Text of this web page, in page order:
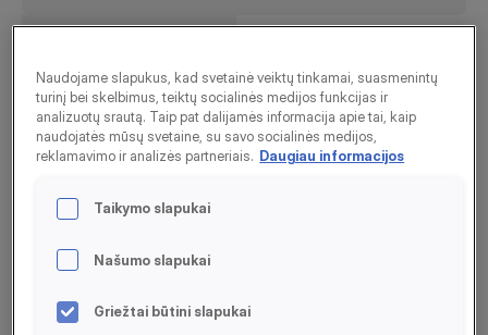
vitaminai visai
šeimai, 90 tabl.
Imunitetui
Kaulams ir dantims
Plačiau
Naudojame slapukus, kad svetainė veiktų tinkamai, suasmenintų
turinį bei skelbimus, teiktų socialinės medijos funkcijas ir
analizuotų srautą. Taip pat dalijamės informacija apie tai, kaip
naudojatės mūsų svetaine, su savo socialinės medijos,
reklamavimo ir analizės partneriais. Daugiau informacijos
Taikymo slapukai
Našumo slapukai
Griežtai būtini slapukai